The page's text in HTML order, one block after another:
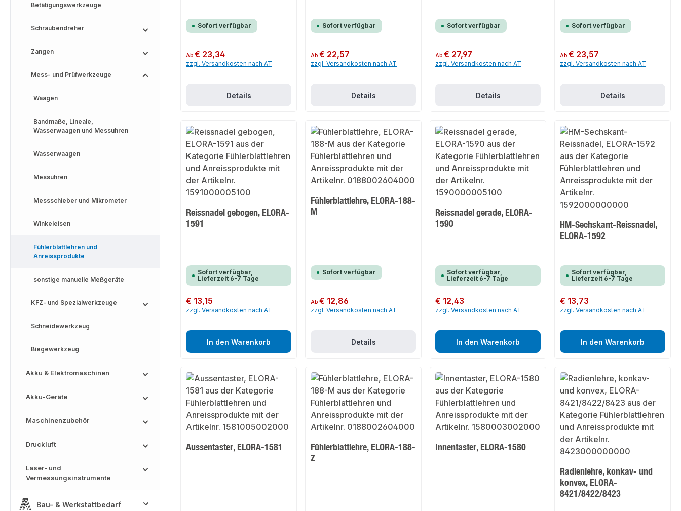
Betätigungswerkzeuge
Schraubendreher
Zangen
Mess- und Prüfwerkzeuge
Waagen
Bandmaße, Lineale,
Wasserwaagen und Messuhren
Wasserwaagen
Messuhren
Messschieber und Mikrometer
Winkeleisen
Fühlerblattlehren und
Anreissprodukte
sonstige manuelle Meßgeräte
KFZ- und Spezialwerkzeuge
Schneidewerkzeug
Biegewerkzeug
Akku & Elektromaschinen
Akku-Geräte
Maschinenzubehör
Druckluft
Laser- und
Vermessungsinstrumente
Bau- & Werkstattbedarf
Sofort verfügbar
Regulärer Preis:
Ab€ 23,34
zzgl. Versandkosten nach AT
Details
Sofort verfügbar
Regulärer Preis:
Ab€ 22,57
zzgl. Versandkosten nach AT
Details
Sofort verfügbar
Regulärer Preis:
Ab€ 27,97
zzgl. Versandkosten nach AT
Details
Sofort verfügbar
Regulärer Preis:
Ab€ 23,57
zzgl. Versandkosten nach AT
Details
Reissnadel gebogen, ELORA-
1591
Sofort verfügbar,
Lieferzeit 6-7 Tage
Regulärer Preis:
€ 13,15
zzgl. Versandkosten nach AT
In den Warenkorb
Fühlerblattlehre, ELORA-188-
M
Sofort verfügbar
Regulärer Preis:
Ab€ 12,86
zzgl. Versandkosten nach AT
Details
Reissnadel gerade, ELORA-
1590
Sofort verfügbar,
Lieferzeit 6-7 Tage
Regulärer Preis:
€ 12,43
zzgl. Versandkosten nach AT
In den Warenkorb
HM-Sechskant-Reissnadel,
ELORA-1592
Sofort verfügbar,
Lieferzeit 6-7 Tage
Regulärer Preis:
€ 13,73
zzgl. Versandkosten nach AT
In den Warenkorb
Aussentaster, ELORA-1581
Fühlerblattlehre, ELORA-188-
Z
Innentaster, ELORA-1580
Radienlehre, konkav- und
konvex, ELORA-
8421/8422/8423